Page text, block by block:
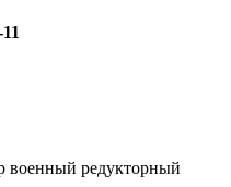
военный редукторный